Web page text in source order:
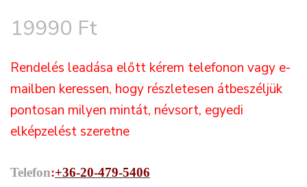
19990 Ft
Rendelés leadása előtt kérem telefonon vagy e-
mailben keressen, hogy részletesen átbeszéljük
pontosan milyen mintát, névsort, egyedi
elképzelést szeretne
Telefon:+36-20-479-5406